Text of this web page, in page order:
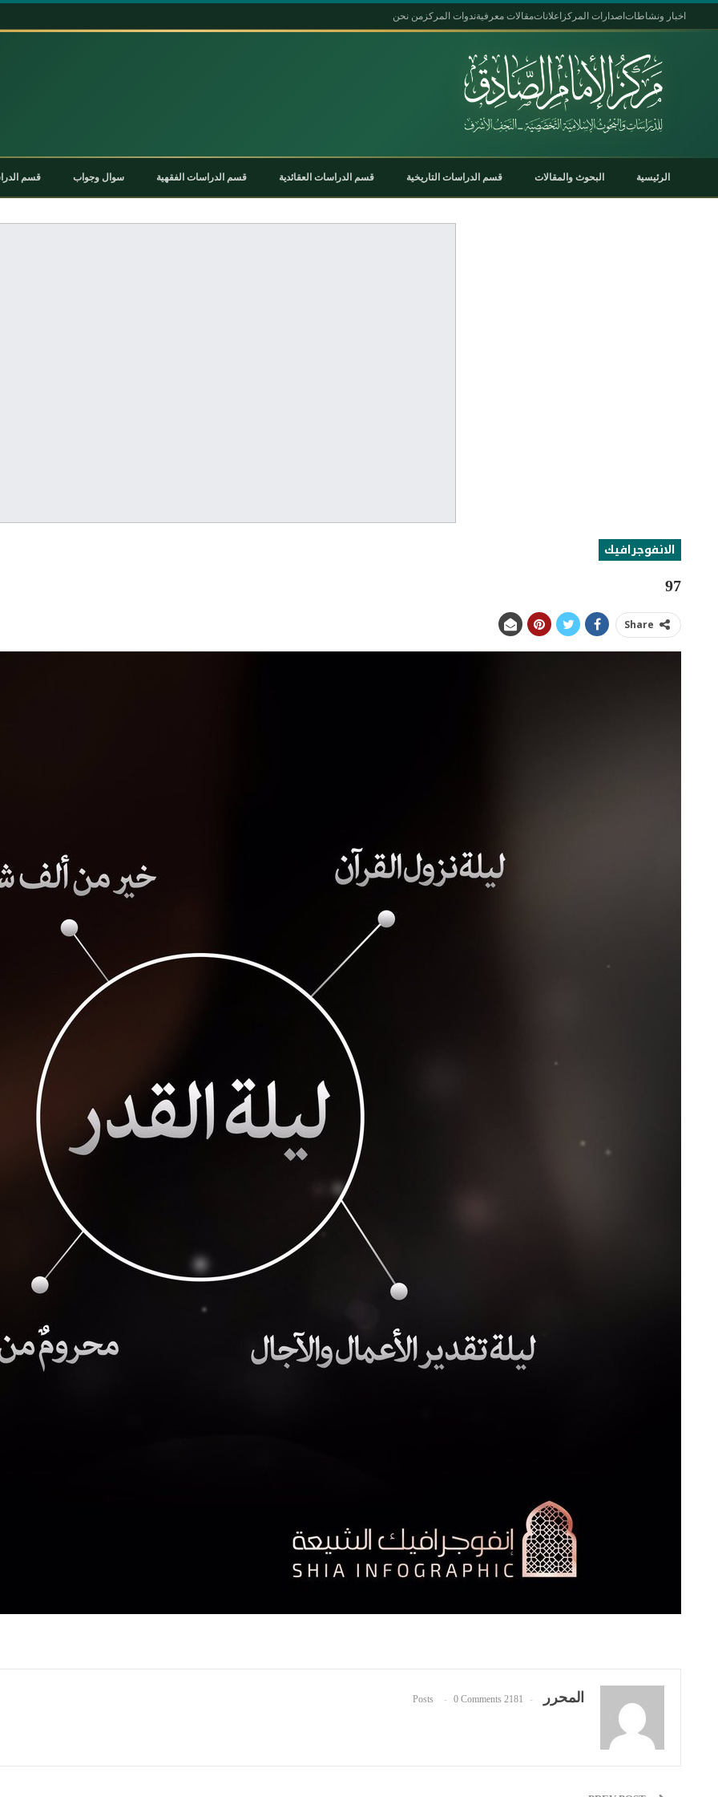
اخبار ونشاطات اصدارات المركز اعلاناتمقالات معرفيةندوات المركز من نحن
الرئيسية البحوث والمقالات قسم الدراسات التاريخية قسم الدراسات العقائدية قسم الدراسات الفقهية سوال وجواب قسم
الانفوجرافيك
97
Share
المحرر 2181 Posts
0 Comments